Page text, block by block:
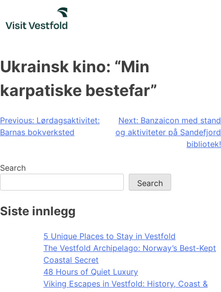
content
Ukrainsk kino: “Min
karpatiske bestefar”
Post
navigation
Previous: Lørdagsaktivitet:
Barnas bokverksted
Next: Banzaicon med stand
og aktiviteter på Sandefjord
bibliotek!
Search
Search
Siste innlegg
5 Unique Places to Stay in Vestfold
The Vestfold Archipelago: Norway’s Best-Kept
Coastal Secret
48 Hours of Quiet Luxury
Viking Escapes in Vestfold: History, Coast &